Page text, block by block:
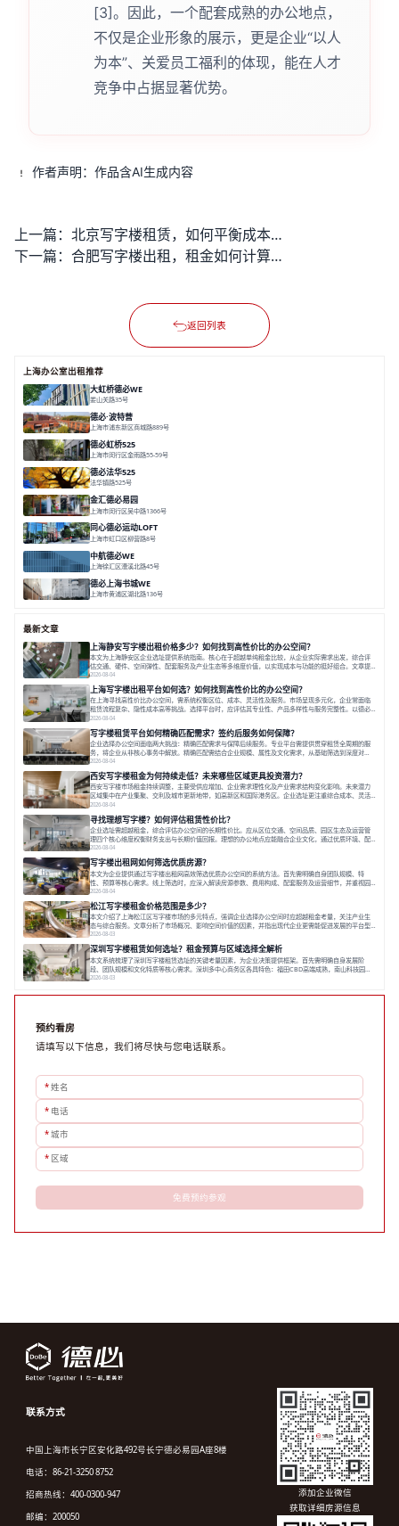
[3]。因此，一个配套成熟的办公地点，
不仅是企业形象的展示，更是企业“以人
为本”、关爱员工福利的体现，能在人才
竞争中占据显著优势。
作者声明：作品含AI生成内容
上一篇：
北京写字楼租赁，如何平衡成本与品质？哪里能找到高性价比的办公空间？
下一篇：
合肥写字楼出租，租金如何计算？哪个区域办公配套齐全？
返回列表
上海办公室出租推荐
大虹桥德必WE
娄山关路35号
德必·波特营
上海市浦东新区商城路889号
德必虹桥525
上海市闵行区金雨路55-59号
德必法华525
法华镇路525号
金汇德必易园
上海市闵行区吴中路1366号
同心德必运动LOFT
上海市虹口区柳营路8号
中航德必WE
上海徐汇区漕溪北路45号
德必上海书城WE
上海市黄浦区湖北路136号
最新文章
上海静安写字楼出租价格多少？如何找到高性价比的办公空间？
本文为上海静安区企业选址提供系统指南。核心在于超越单纯租金比较，从企业实际需求出发，综合评
估交通、硬件、空间弹性、配套服务及产业生态等多维度价值，以实现成本与功能的挺好组合。文章提
出打破固定工位思维，采用精装灵活空间与共享配套以提升性价比，并通过不同规模企业的实际案例加
以说明。之后指出，专业运营服务商提供的稳定环境、社群活动与产业集聚等增值服务，是很大化空间
价值、助力企业成长的关键。对于许多在
2026-08-04
上海写字楼出租平台如何选？如何找到高性价比的办公空间？
在上海寻找高性价比办公空间，需系统权衡区位、成本、灵活性及服务。市场呈现多元化，企业常面临
租赁流程复杂、隐性成本高等挑战。选择平台时，应评估其专业性、产品多样性与服务完整性。以德必
为例，其提供从空间到生态的解决方案，通过特色园区、灵活产品和丰富配套，满足不同企业需求。企
业应明确自身需求，实地考察，选择能支持长期发展、提升竞争力的办公空间。在上海寻找合适的办公
空间，对于企业行政负责人、中小企业主
2026-08-04
写字楼租赁平台如何精确匹配需求？签约后服务如何保障？
企业选择办公空间面临两大挑战：精确匹配需求与保障后续服务。专业平台需提供贯穿租赁全周期的服
务，将企业从非核心事务中解放。精确匹配需结合企业规模、属性及文化需求，从基础筛选到深度对
接；签约后则需构建覆盖硬件运维、共享配套及专业物业的全周期保障体系。德必集团通过标准化服务
与个性化运营结合，以全国布局和产业生态圈为企业提供稳定支持，体现了从信息撮合到深度服务的能
力转变。在为企业寻找办公空间的过程中，
2026-08-04
西安写字楼租金为何持续走低？未来哪些区域更具投资潜力？
西安写字楼市场租金持续调整，主要受供应增加、企业需求理性化及产业需求结构变化影响。未来潜力
区域集中在产业集聚、交利及城市更新地带，如高新区和国际港务区。企业选址更注重综合成本、灵活
性与员工体验，倾向于提供全包式服务的办公空间。专业运营方通过空间优化与社群服务，助力企业成
长，推动市场向多元化、高性价比方向发展。近年来，西安写字楼市场呈现出租金持续调整的态势，这
一现象引发了的广泛关注。作为西部重要
2026-08-04
寻找理想写字楼？如何评估租赁性价比？
企业选址需超越租金，综合评估办公空间的长期性价比。应从区位交通、空间品质、园区生态及运营管
理四个核心维度权衡财务支出与长期价值回报。理想的办公地点应能融合企业文化，通过优质环境、配
套服务及社群资源赋能业务增长，实现成本与价值的平衡。对于许多正在成长或寻求稳定发展的企业而
言，寻找一处合适的办公空间是一项至关重要的决策。这不仅关系到团队的日常工作效率与协作氛围，
更直接影响着企业的品牌形象、运营成本
2026-08-04
写字楼出租网如何筛选优质房源？
本文为企业提供通过写字楼出租网高效筛选优质办公空间的系统方法。首先需明确自身团队规模、特
性、预算等核心需求。线上筛选时，应深入解读房源参数、费用构成、配套服务及运营细节，并重视园
区产业生态与交通区位价值。同时，需考察运营方的品牌背景与持续服务能力。完成线上初选后，必须
进行线下实地验证，核对空间实景、测试设施、感受园区氛围并确认合同条款，从而做出精确决策。在
数字化时代，写字楼出租网已成为企业寻找
2026-08-04
松江写字楼租金价格范围是多少？
本文介绍了上海松江区写字楼市场的多元特点，强调企业选择办公空间时应超越租金考量，关注产业生
态与综合服务。文章分析了市场概况、影响空间价值的因素，并指出现代企业更需能促进发展的平台型
空间。之后，以德必集团为例，说明运营方如何通过构建服务生态助力企业成长，建议企业系统评估需
求与长期价值，选择匹配的发展载体。对于许多寻求在上海松江区设立或扩展办公空间的企业而言，了
解该区域的写字楼市场概况是决策的首先
2026-08-03
深圳写字楼租赁如何选址？租金预算与区域选择全解析
本文系统梳理了深圳写字楼租赁选址的关键考量因素，为企业决策提供框架。首先需明确自身发展阶
段、团队规模和文化特质等核心需求。深圳多中心商务区各具特色：福田CBD高端成熟，南山科技园创
新活力强，前海具政策优势。除传统写字楼外，创意产业园注重生态与社群，适合文创、科技类企业。
款。选址是综合性战略决策，旨在让办公
2026-08-03
预约看房
请填写以下信息，我们将尽快与您电话联系。
*姓名
* 电话
*城市
* 区域
免费预约参观
联系方式
中国上海市长宁区安化路492号长宁德必易园A座8楼
电话：86-21-3250 8752
招商热线：400-0300-947
邮编：200050
添加企业微信
获取详细房源信息